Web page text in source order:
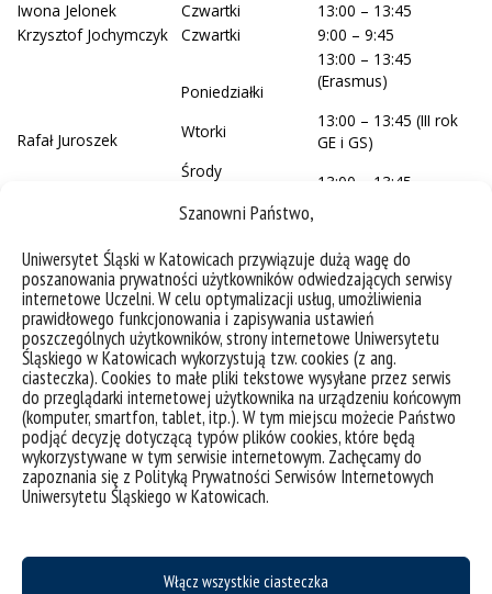
Szanowni Państwo,
Uniwersytet Śląski w Katowicach przywiązuje dużą wagę do
poszanowania prywatności użytkowników odwiedzających serwisy
internetowe Uczelni. W celu optymalizacji usług, umożliwienia
prawidłowego funkcjonowania i zapisywania ustawień
poszczególnych użytkowników, strony internetowe Uniwersytetu
Śląskiego w Katowicach wykorzystują tzw. cookies (z ang.
ciasteczka). Cookies to małe pliki tekstowe wysyłane przez serwis
do przeglądarki internetowej użytkownika na urządzeniu końcowym
(komputer, smartfon, tablet, itp.). W tym miejscu możecie Państwo
podjąć decyzję dotyczącą typów plików cookies, które będą
wykorzystywane w tym serwisie internetowym. Zachęcamy do
zapoznania się z Polityką Prywatności Serwisów Internetowych
Uniwersytetu Śląskiego w Katowicach.
Włącz wszystkie ciasteczka
Iwona Jelonek Czwartki
13:00 – 13:45
Krzysztof Jochymczyk
Czwartki 9:00 – 9:45
Rafał Juroszek
Poniedziałki
Wtorki
Środy
13:00 – 13:45
(Erasmus)
13:00 – 13:45 (III rok
GE i GS)
13:00 – 13:45
Sławomir Kędzior
Marta Kondracka
Poniedziałki
11:00 – 11:45
Andrzej Kowalczyk
Środy
13:00 – 13:45
Wojciech Krawczyński Poniedziałki
13:00 – 13:45
Tomasz Krzykawski
Środy
10:00 – 14:00
Ryszard Kuzak
Czwartki
13:00 – 13:45
Dariusz Malczewski
Wtorki
13:00 – 15:00
Leszek Marynowski
Poniedziałki
10:00 – 12:00
Aniela Matuszewska
Środy
11:00 – 11:45
Maciej Mendecki
Poniedziałki
13:00 – 13:45
Magdalena Misz-
Kennan
Środy
Jerzy Nita
Poniedziałki
13:00 – 13:45
Czwartki
13:00 – 13:45